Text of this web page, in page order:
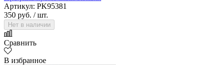
Артикул: PK95381
350 руб. / шт.
Нет в наличии
Сравнить
В избранное